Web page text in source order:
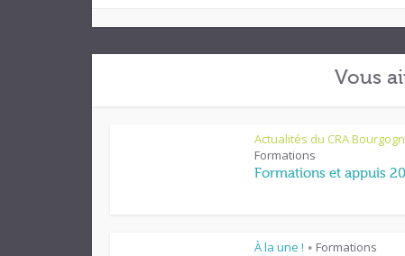
Vous
Actualités du CRA
Formations
Formations et appuis
À la une ! • Formations